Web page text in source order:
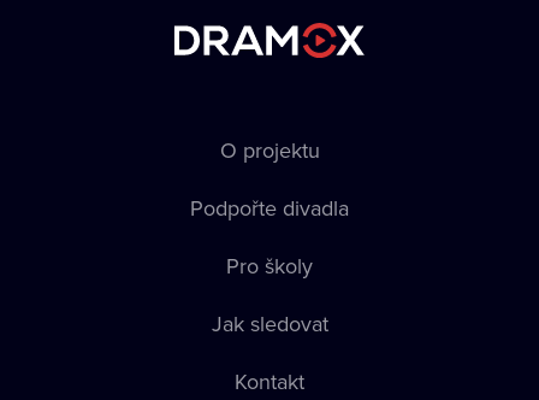
O projektu
Podpořte divadla
Pro školy
Jak sledovat
Kontakt